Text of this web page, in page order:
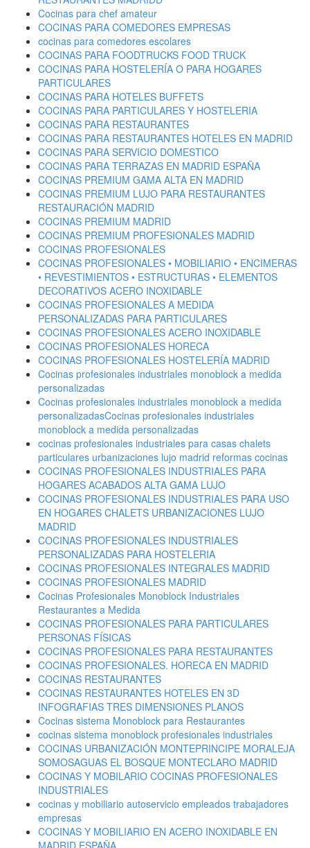
Cocinas para chef amateur
COCINAS PARA COMEDORES EMPRESAS
cocinas para comedores escolares
COCINAS PARA FOODTRUCKS FOOD TRUCK
COCINAS PARA HOSTELERÍA O PARA HOGARES
PARTICULARES
COCINAS PARA HOTELES BUFFETS
COCINAS PARA PARTICULARES Y HOSTELERIA
COCINAS PARA RESTAURANTES
COCINAS PARA RESTAURANTES HOTELES EN MADRID
COCINAS PARA SERVICIO DOMESTICO
COCINAS PARA TERRAZAS EN MADRID ESPAÑA
COCINAS PREMIUM GAMA ALTA EN MADRID
COCINAS PREMIUM LUJO PARA RESTAURANTES
RESTAURACIÓN MADRID
COCINAS PREMIUM MADRID
COCINAS PREMIUM PROFESIONALES MADRID
COCINAS PROFESIONALES
COCINAS PROFESIONALES • MOBILIARIO • ENCIMERAS
• REVESTIMIENTOS • ESTRUCTURAS • ELEMENTOS
DECORATIVOS ACERO INOXIDABLE
COCINAS PROFESIONALES A MEDIDA
PERSONALIZADAS PARA PARTICULARES
COCINAS PROFESIONALES ACERO INOXIDABLE
COCINAS PROFESIONALES HORECA
COCINAS PROFESIONALES HOSTELERÍA MADRID
Cocinas profesionales industriales monoblock a medida
personalizadas
Cocinas profesionales industriales monoblock a medida
personalizadasCocinas profesionales industriales
monoblock a medida personalizadas
cocinas profesionales industriales para casas chalets
particulares urbanizaciones lujo madrid reformas cocinas
COCINAS PROFESIONALES INDUSTRIALES PARA
HOGARES ACABADOS ALTA GAMA LUJO
COCINAS PROFESIONALES INDUSTRIALES PARA USO
EN HOGARES CHALETS URBANIZACIONES LUJO
MADRID
COCINAS PROFESIONALES INDUSTRIALES
PERSONALIZADAS PARA HOSTELERIA
COCINAS PROFESIONALES INTEGRALES MADRID
COCINAS PROFESIONALES MADRID
Cocinas Profesionales Monoblock Industriales
Restaurantes a Medida
COCINAS PROFESIONALES PARA PARTICULARES
PERSONAS FÍSICAS
COCINAS PROFESIONALES PARA RESTAURANTES
COCINAS PROFESIONALES. HORECA EN MADRID
COCINAS RESTAURANTES
COCINAS RESTAURANTES HOTELES EN 3D
INFOGRAFIAS TRES DIMENSIONES PLANOS
Cocinas sistema Monoblock para Restaurantes
cocinas sistema monoblock profesionales industriales
COCINAS URBANIZACIÓN MONTEPRINCIPE MORALEJA
SOMOSAGUAS EL BOSQUE MONTECLARO MADRID
COCINAS Y MOBILARIO COCINAS PROFESIONALES
INDUSTRIALES
cocinas y mobiliario autoservicio empleados trabajadores
empresas
COCINAS Y MOBILIARIO EN ACERO INOXIDABLE EN
MADRID ESPAÑA